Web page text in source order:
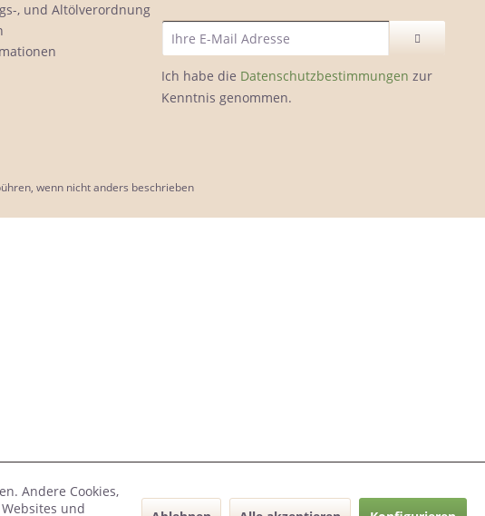
, und Altölverordnung
Ich habe die Datenschutzbestimmungen zur
Kenntnis genommen.
wenn nicht anders beschrieben
Andere Cookies,
und